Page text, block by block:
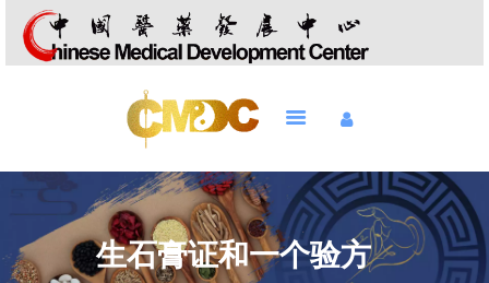
生石膏证和一个验方
HOME
TCG
BEHANDELINGEN
ONS TEAM